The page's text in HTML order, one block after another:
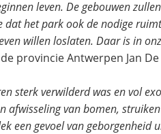
leven. De gebouwen
dat het park ook de nodige
willen loslaten. Daar is in
provincie Antwerpen Jan
sterk verwilderd was en vol
van bomen,
een gevoel van geborgenheid